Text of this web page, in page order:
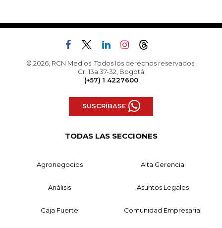
© 2026, RCN Medios. Todos los derechos reservados.
Cr. 13a 37-32, Bogotá
(+57) 1 4227600
SUSCRÍBASE
TODAS LAS SECCIONES
Agronegocios Alta Gerencia
Análisis Asuntos Legales
Caja Fuerte Comunidad Empresarial